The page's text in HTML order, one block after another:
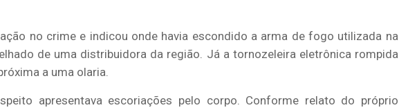
no crime e indicou onde havia escondido a arma de fogo utilizada na
de uma distribuidora da região. Já a tornozeleira eletrônica rompida
a uma olaria.
apresentava escoriações pelo corpo. Conforme relato do próprio